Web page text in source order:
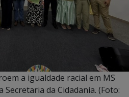
a igualdade racial em MS
da Cidadania. (Foto: